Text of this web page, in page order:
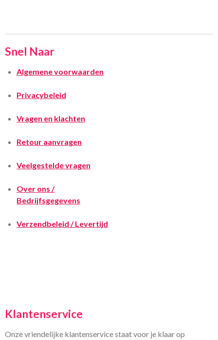
Snel Naar
Algemene voorwaarden
Privacybeleid
Vragen en klachten
Retour aanvragen
Veelgestelde vragen
Over ons /
Bedrijfsgegevens
Verzendbeleid / Levertijd
Klantenservice
Onze vriendelijke klantenservice staat voor je klaar op